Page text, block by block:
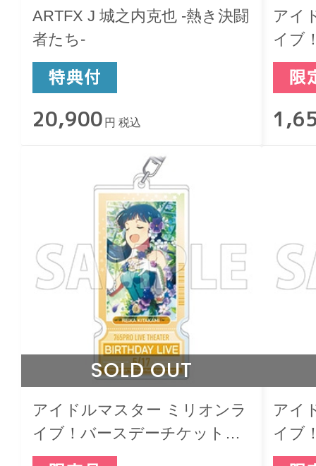
ARTFX J 城之内克也 -熱き決闘
者たち-
20,900 円 税込
アイ
イブ
ーホ
SOLD OUT
アイドルマスター ミリオンラ
イブ！バースデーチケットキ
ーホルダー 北上麗花
アイ
イブ
ーホ